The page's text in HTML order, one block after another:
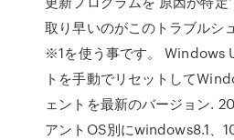
取り早いのがこのトラブルシ
※1を使う事です。 Windows
トを手動でリセットして
ェントを最新のバージョン.
アントOS別にwindows8.1、